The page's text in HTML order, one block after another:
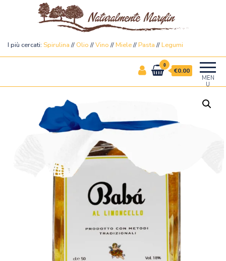
Naturalmente Marylin
I più cercati: Spirulina // Olio //Vino // Miele// Pasta // Legumi
MEN
U
0
€0.00